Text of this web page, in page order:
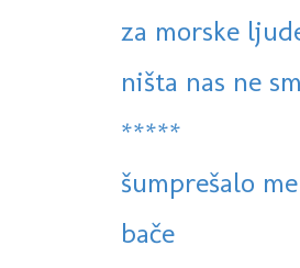
za morske
ništa nas ne
*****
šumprešalo
bače